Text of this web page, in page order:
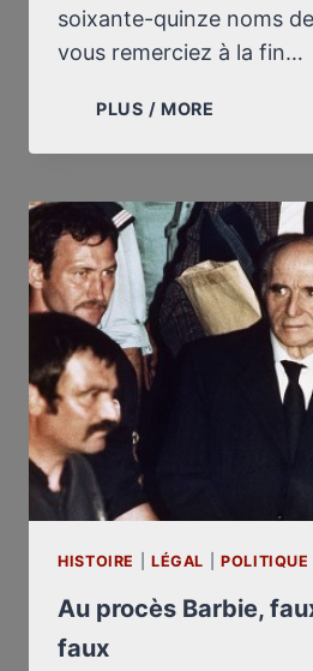
soixante-quinze noms
vous remerciez à la fin…
PLUS / MORE
HENRI
HISTOIRE LÉGAL POLITIQUE
Au procès Barbie,
faux